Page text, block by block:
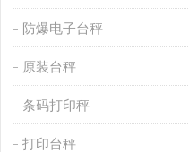
防爆电子台秤
原装台秤
条码打印秤
打印台秤